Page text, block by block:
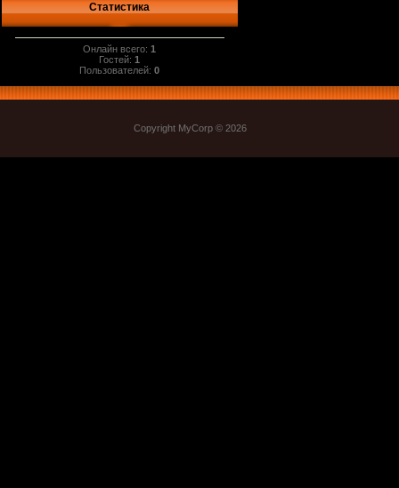
Статистика
Онлайн всего:1
Гостей:1
Пользователей:0
Copyright MyCorp © 2026